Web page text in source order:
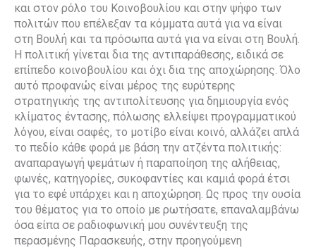
και στον ρόλο του Κοινοβουλίου και στην ψήφο των
πολιτών που επέλεξαν τα κόμματα αυτά για να είναι
στη Βουλή και τα πρόσωπα αυτά για να είναι στη Βουλή.
Η πολιτική γίνεται δια της αντιπαράθεσης, ειδικά σε
επίπεδο κοινοβουλίου και όχι δια της αποχώρησης. Όλο
αυτό προφανώς είναι μέρος της ευρύτερης
στρατηγικής της αντιπολίτευσης για δημιουργία ενός
κλίματος έντασης, πόλωσης ελλείψει προγραμματικού
λόγου, είναι σαφές, το μοτίβο είναι κοινό, αλλάζει απλά
το πεδίο κάθε φορά με βάση την ατζέντα πολιτικής:
αναπαραγωγή ψεμάτων ή παραποίηση της αλήθειας,
φωνές, κατηγορίες, συκοφαντίες και καμιά φορά έτσι
για το εφέ υπάρχει και η αποχώρηση. Ως προς την ουσία
του θέματος για το οποίο με ρωτήσατε, επαναλαμβάνω
όσα είπα σε ραδιοφωνική μου συνέντευξη της
περασμένης Παρασκευής, στην προηγούμενη